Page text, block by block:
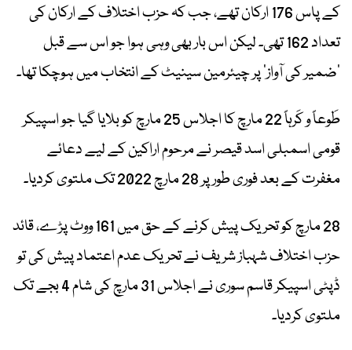
کے پاس 176 ارکان تھے، جب کہ حزب اختلاف کے ارکان کی
تعداد 162 تھی۔ لیکن اس بار بھی وہی ہوا جو اس سے قبل
’ضمیر کی آواز‘ پر چیئرمین سینیٹ کے انتخاب میں ہوچکا تھا۔
طَوعاً و کَرہاً 22 مارچ کا اجلاس 25 مارچ کو بلایا گیا جو اسپیکر
قومی اسمبلی اسد قیصر نے مرحوم اراکین کے لیے دعائے
مغفرت کے بعد فوری طور پر 28 مارچ 2022 تک ملتوی کردیا۔
28 مارچ کو تحریک پیش کرنے کے حق میں 161 ووٹ پڑے، قائد
حزب اختلاف شہباز شریف نے تحریک عدم اعتماد پیش کی تو
ڈپٹی اسپیکر قاسم سوری نے اجلاس 31 مارچ کی شام 4 بجے تک
ملتوی کردیا۔